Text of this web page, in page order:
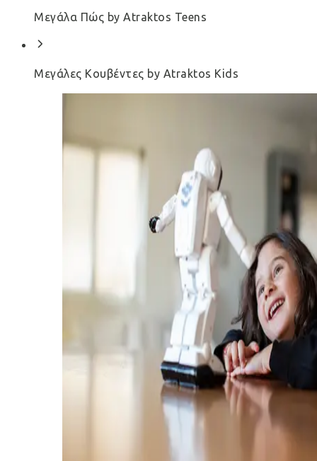
Μεγάλα Πώς by Atraktos Teens
Μεγάλες Κουβέντες by Atraktos Kids